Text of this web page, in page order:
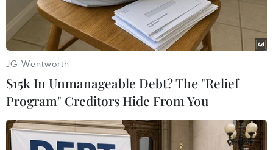
tăng đột biến trong thời gian qua,nhưng tỷ giá
USD-VND vẫn ở mức khá ổn định.
Standard Chartered phân tích: Nhiều doanh
suất cho vay thấp (ở mức 5-7% so với mức
lãisuất cho vay VND ở mức 20-25%), và quy đổi
sang tiền Đồng. Điều này đãtạo nên một nguồn
cung USD trong vài tháng qua, giúp thị
JG Wentworth
$15k In Unmanageable Debt? The "Relief
Program" Creditors Hide From You